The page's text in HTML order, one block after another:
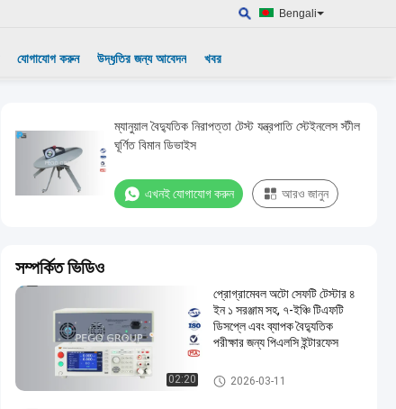
Bengali
যোগাযোগ করুন উদ্ধৃতির জন্য আবেদন খবর
ম্যানুয়াল বৈদ্যুতিক নিরাপত্তা টেস্ট যন্ত্রপাতি স্টেইনলেস স্টীল
ঘূর্ণিত বিমান ডিভাইস
এখনই যোগাযোগ করুন আরও জানুন
সম্পর্কিত ভিডিও
02:20
প্রোগ্রামেবল অটো সেফটি টেস্টার ৪
ইন ১ সরঞ্জাম সহ, ৭-ইঞ্চি টিএফটি
ডিসপ্লে এবং ব্যাপক বৈদ্যুতিক
পরীক্ষার জন্য পিএলসি ইন্টারফেস
বৈদ্যুতিক নিরাপত্তা টেস্ট যন্ত্রপাতি
2026-03-11